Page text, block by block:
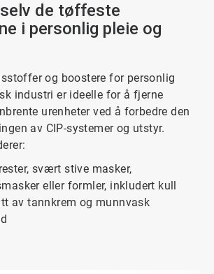
de tøffeste
i personlig pleie og
og boostere for personlig
industri er ideelle for å fjerne
urenheter ved å forbedre den
av CIP-systemer og utstyr.
svært stive masker,
eller formler, inkludert kull
av tannkrem og munnvask